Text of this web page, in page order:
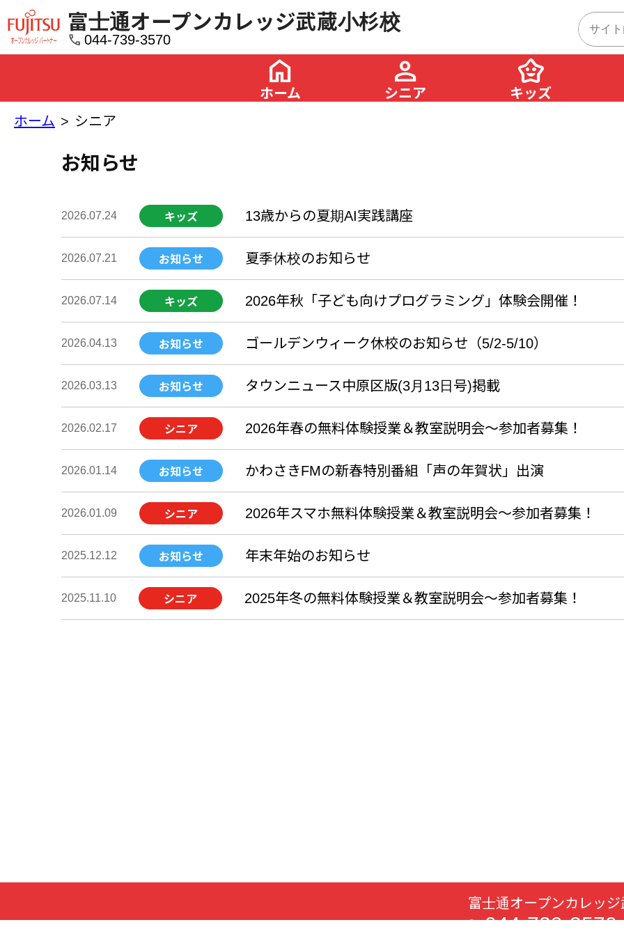
富士通オープンカレッジ武蔵小杉校
call 044-739-3570
home
ホーム
person
シニア
family_star
キッズ
ホーム
シニア
お知らせ
2026.07.24 キッズ 13歳からの夏期AI実践講座
2026.07.21 お知らせ 夏季休校のお知らせ
2026.07.14 キッズ 2026年秋「子ども向けプログラミング」体験会開催！
2026.04.13 お知らせ ゴールデンウィーク休校のお知らせ（5/2-5/10）
2026.03.13 お知らせ タウンニュース中原区版(3月13日号)掲載
2026.02.17 シニア 2026年春の無料体験授業＆教室説明会～参加者募集！
2026.01.14 お知らせ かわさきFMの新春特別番組「声の年賀状」出演
2026.01.09 シニア 2026年スマホ無料体験授業＆教室説明会～参加者募集！
2025.12.12 お知らせ 年末年始のお知らせ
2025.11.10 シニア 2025年冬の無料体験授業＆教室説明会～参加者募集！
富士通オープンカレッ
044-739-3570